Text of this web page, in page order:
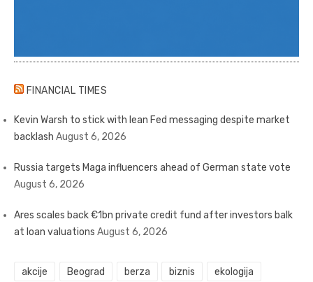
FINANCIAL TIMES
Kevin Warsh to stick with lean Fed messaging despite market
backlash August 6, 2026
Russia targets Maga influencers ahead of German state vote
August 6, 2026
Ares scales back €1bn private credit fund after investors balk
at loan valuations August 6, 2026
akcije Beograd berza biznis ekologija